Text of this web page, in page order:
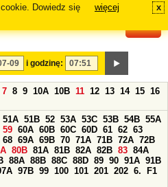
Dowiedz się
więcej x
i godzinę:
7 8 9 10A 10B 11 12 13 14 15 16
51A 51B 52 53A 53C 53B 54B 55A
59 60A 60B 60C 60D 61 62 63
68 69A 69B 70 71A 71B 72A 72B
80B 81A 81B 82A 82B 83 84A
88A 88B 88C 88D 89 90 91A 91B
97B 99 100 101 201 202 6.
F1